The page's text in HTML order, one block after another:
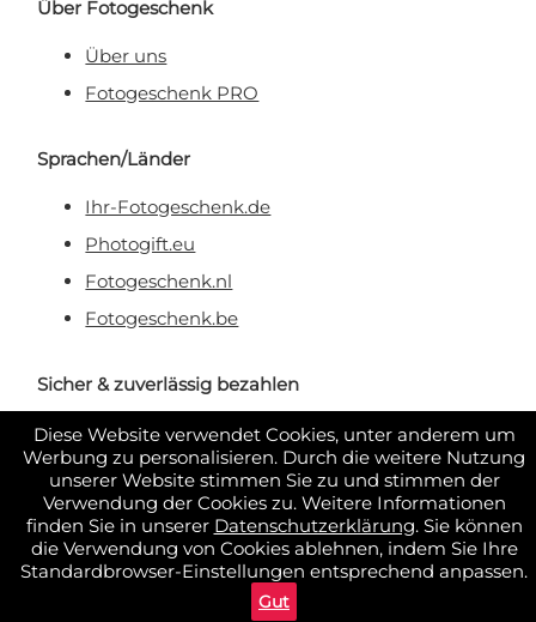
Diese Website verwendet Cookies, unter anderem um
Werbung zu personalisieren. Durch die weitere Nutzung
unserer Website stimmen Sie zu und stimmen der
Verwendung der Cookies zu. Weitere Informationen
finden Sie in unserer Datenschutzerklärung. Sie können
die Verwendung von Cookies ablehnen, indem Sie Ihre
Standardbrowser-Einstellungen entsprechend anpassen.
Gut
Über Fotogeschenk
Über uns
Fotogeschenk PRO
Sprachen/Länder
Ihr-Fotogeschenk.de
Photogift.eu
Fotogeschenk.nl
Fotogeschenk.be
Sicher & zuverlässig bezahlen